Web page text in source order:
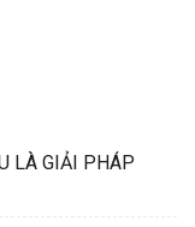
LÀ GIẢI PHÁP